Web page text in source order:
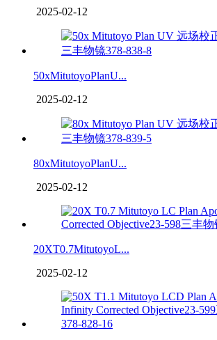
2025-02-12
50xMitutoyoPlanU...
2025-02-12
80xMitutoyoPlanU...
2025-02-12
20XT0.7MitutoyoL...
2025-02-12